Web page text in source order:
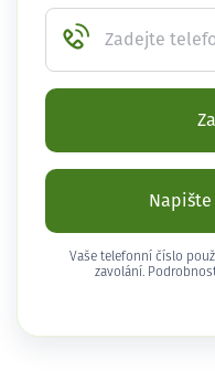
Zadejte
Napište
Vaše telefonní číslo
zavolání.